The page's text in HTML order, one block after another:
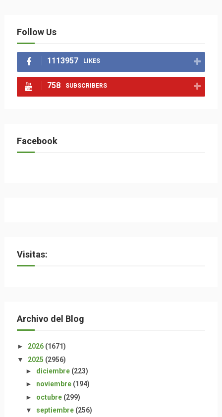
Follow Us
1113957 LIKES
758 SUBSCRIBERS
Facebook
Visitas:
Archivo del Blog
► 2026 (1671)
▼ 2025 (2956)
► diciembre (223)
► noviembre (194)
► octubre (299)
▼ septiembre (256)